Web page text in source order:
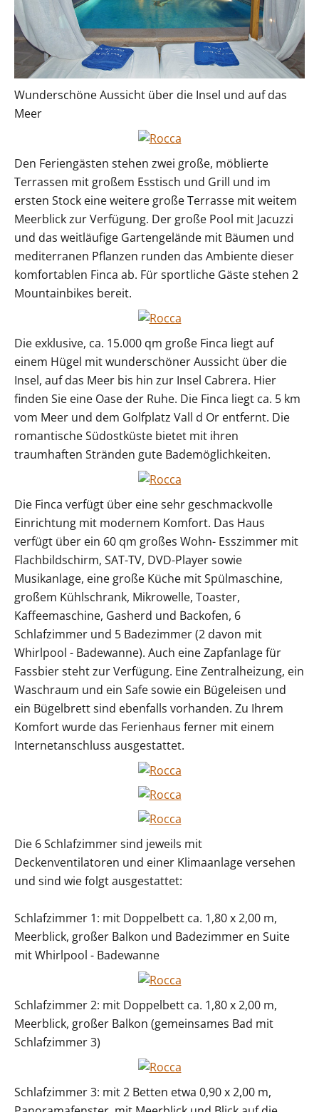
Wunderschöne Aussicht über die Insel und auf das
Meer
Den Feriengästen stehen zwei große, möblierte
Terrassen mit großem Esstisch und Grill und im
ersten Stock eine weitere große Terrasse mit weitem
Meerblick zur Verfügung. Der große Pool mit Jacuzzi
und das weitläufige Gartengelände mit Bäumen und
mediterranen Pflanzen runden das Ambiente dieser
komfortablen Finca ab. Für sportliche Gäste stehen 2
Mountainbikes bereit.
Die exklusive, ca. 15.000 qm große Finca liegt auf
einem Hügel mit wunderschöner Aussicht über die
Insel, auf das Meer bis hin zur Insel Cabrera. Hier
finden Sie eine Oase der Ruhe. Die Finca liegt ca. 5 km
vom Meer und dem Golfplatz Vall d Or entfernt. Die
romantische Südostküste bietet mit ihren
traumhaften Stränden gute Bademöglichkeiten.
Die Finca verfügt über eine sehr geschmackvolle
Einrichtung mit modernem Komfort. Das Haus
verfügt über ein 60 qm großes Wohn- Esszimmer mit
Flachbildschirm, SAT-TV, DVD-Player sowie
Musikanlage, eine große Küche mit Spülmaschine,
großem Kühlschrank, Mikrowelle, Toaster,
Kaffeemaschine, Gasherd und Backofen, 6
Schlafzimmer und 5 Badezimmer (2 davon mit
Whirlpool - Badewanne). Auch eine Zapfanlage für
Fassbier steht zur Verfügung. Eine Zentralheizung, ein
Waschraum und ein Safe sowie ein Bügeleisen und
ein Bügelbrett sind ebenfalls vorhanden. Zu Ihrem
Komfort wurde das Ferienhaus ferner mit einem
Internetanschluss ausgestattet.
Die 6 Schlafzimmer sind jeweils mit
Deckenventilatoren und einer Klimaanlage versehen
und sind wie folgt ausgestattet:
Schlafzimmer 1: mit Doppelbett ca. 1,80 x 2,00 m,
Meerblick, großer Balkon und Badezimmer en Suite
mit Whirlpool - Badewanne
Schlafzimmer 2: mit Doppelbett ca. 1,80 x 2,00 m,
Meerblick, großer Balkon (gemeinsames Bad mit
Schlafzimmer 3)
Schlafzimmer 3: mit 2 Betten etwa 0,90 x 2,00 m,